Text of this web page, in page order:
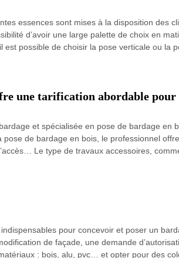
essences sont mises à la disposition des
d’avoir une large palette de choix en
possible de choisir la pose verticale ou
une tarification abordable pour
et spécialisée en pose de bardage
de bardage en bois, le professionnel
Le type de travaux accessoires,
pour concevoir et poser un
de façade, une demande
: bois, alu, pvc… et opter pour des